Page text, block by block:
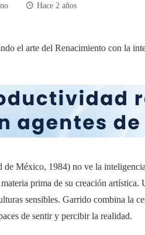
Hace 2 años
México, 1984) no ve la
prima de su creación
sensibles. Garrido combina la
de sentir y percibir la realidad.